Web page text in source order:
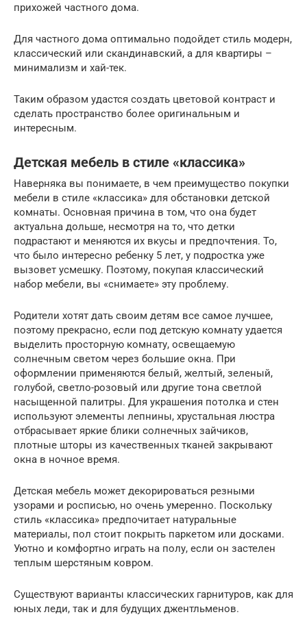
прихожей частного дома.
Для частного дома оптимально подойдет стиль модерн,
классический или скандинавский, а для квартиры –
минимализм и хай-тек.
Таким образом удастся создать цветовой контраст и
сделать пространство более оригинальным и
интересным.
Детская мебель в стиле «классика»
Наверняка вы понимаете, в чем преимущество покупки
мебели в стиле «классика» для обстановки детской
комнаты. Основная причина в том, что она будет
актуальна дольше, несмотря на то, что детки
подрастают и меняются их вкусы и предпочтения. То,
что было интересно ребенку 5 лет, у подростка уже
вызовет усмешку. Поэтому, покупая классический
набор мебели, вы «снимаете» эту проблему.
Родители хотят дать своим детям все самое лучшее,
поэтому прекрасно, если под детскую комнату удается
выделить просторную комнату, освещаемую
солнечным светом через большие окна. При
оформлении применяются белый, желтый, зеленый,
голубой, светло-розовый или другие тона светлой
насыщенной палитры. Для украшения потолка и стен
используют элементы лепнины, хрустальная люстра
отбрасывает яркие блики солнечных зайчиков,
плотные шторы из качественных тканей закрывают
окна в ночное время.
Детская мебель может декорироваться резными
узорами и росписью, но очень умеренно. Поскольку
стиль «классика» предпочитает натуральные
материалы, пол стоит покрыть паркетом или досками.
Уютно и комфортно играть на полу, если он застелен
теплым шерстяным ковром.
Существуют варианты классических гарнитуров, как для
юных леди, так и для будущих джентльменов.